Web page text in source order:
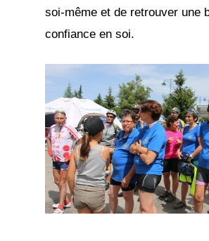
soi-même et de retrouver une
confiance en soi.